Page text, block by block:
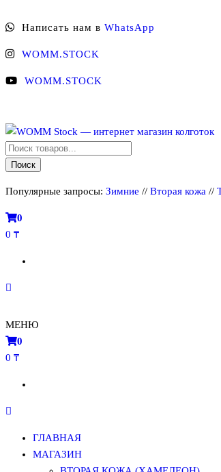
к
Написать нам в WhatsApp
WOMM.STOCK
WOMM.STOCK
WOMM Stock — интернет магазин колготок
Колготки MANZI, Naja Street тонкие,
Поиск
товаров
Поиск
Популярные запросы: Зимние // Вторая кожа //
0
0 ₸
МЕНЮ
0
0 ₸
ГЛАВНАЯ
МАГАЗИН